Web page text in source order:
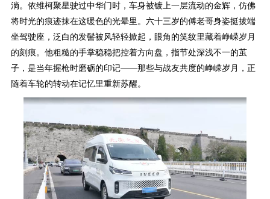
淌。依维柯聚星驶过中华门时，车身被镀上一层流动的金辉，仿佛
将时光的痕迹抹在这暖色的光晕里。六十三岁的傅老哥身姿挺拔端
坐驾驶座，泛白的发髻被风轻轻掀起，眼角的笑纹里藏着峥嵘岁月
的刻痕。他粗糙的手掌稳稳把控着方向盘，指节处深浅不一的茧
子，是当年握枪时磨砺的印记——那些与战友共度的峥嵘岁月，正
随着车轮的转动在记忆里重新苏醒。